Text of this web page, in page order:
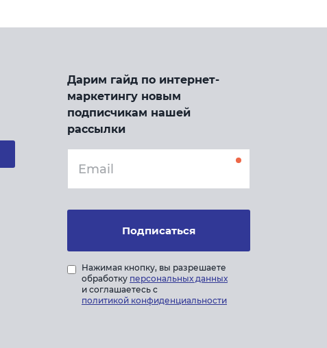
Дарим гайд по интернет-
маркетингу новым
подписчикам нашей
рассылки
Подписаться
Нажимая кнопку, вы разрешаете
обработку персональных данных
и соглашаетесь с
политикой конфиденциальности